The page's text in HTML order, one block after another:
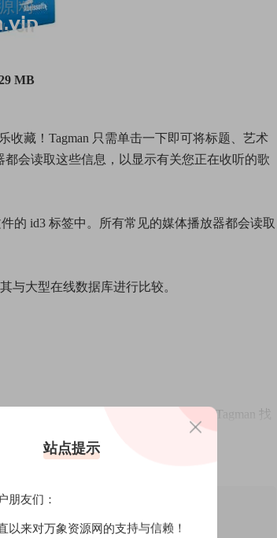
MB
收藏！Tagman 只需单击一下即可将标题、艺术
会读取这些信息，以显示有关您正在收听的歌
的 id3 标签中。所有常见的媒体播放器都会读取
与大型在线数据库进行比较。
数据库中存储的指纹进行比较。如果 Tagman 找
通过同时编辑大量文件来支持您。这样，您
站点提示
朋友们：
以来对万象资源网的支持与信赖！